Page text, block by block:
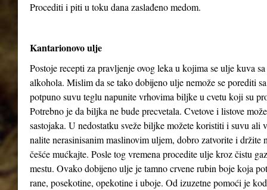
Procediti i piti u toku dana zaslađeno medom.
Kantarionovo ulje
Postoje recepti za pravljenje ovog leka u kojima se ulje kuva
alkohola. Mislim da se tako dobijeno ulje nemože se porediti
potpuno suvu teglu napunite vrhovima biljke u cvetu koji su
Potrebno je da biljka ne bude precvetala. Cvetove i listove
sastojaka. U nedostatku sveže biljke možete koristiti i suvu
nalite nerasinisanim maslinovim uljem, dobro zatvorite i držite
češće mućkajte. Posle tog vremena procedite ulje kroz čistu
mestu. Ovako dobijeno ulje je tamno crvene rubin boje koja
rane, posekotine, opekotine i uboje. Od izuzetne pomoći je